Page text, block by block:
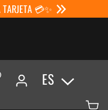
TARJETA 💳✨
ES